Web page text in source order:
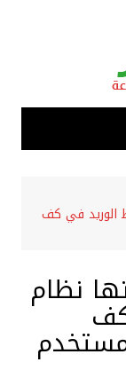
الوريد في كف
نظام